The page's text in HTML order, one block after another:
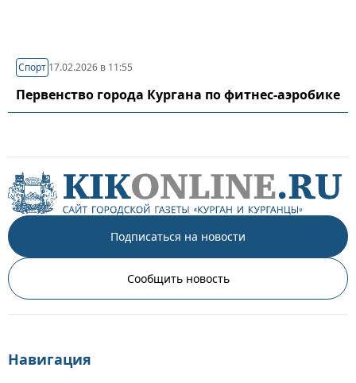
Спорт 17.02.2026 в 11:55
Первенство города Кургана по фитнес-аэробике
Подписаться на новости
Сообщить новость
Навигация